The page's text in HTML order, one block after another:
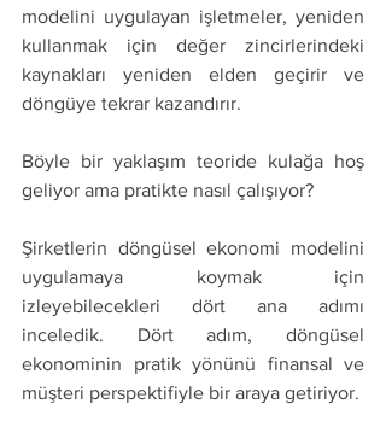
modelini uygulayan işletmeler, yeniden
kullanmak için değer zincirlerindeki
kaynakları yeniden elden geçirir ve
döngüye tekrar kazandırır.
Böyle bir yaklaşım teoride kulağa hoş
geliyor ama pratikte nasıl çalışıyor?
Şirketlerin döngüsel ekonomi modelini
uygulamaya koymak için
izleyebilecekleri dört ana adımı
inceledik. Dört adım, döngüsel
ekonominin pratik yönünü finansal ve
müşteri perspektifiyle bir araya getiriyor.